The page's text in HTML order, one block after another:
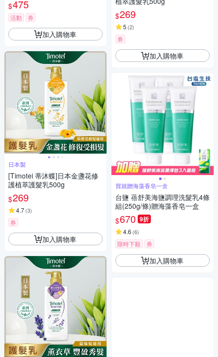
基酸滋潤護髮素,光澤柔順潤髮
精華,0香料色素防腐劑)
$475
活動 券
加入購物車
日本製
[Timotei 蒂沐蝶]日本金盞花修
護植萃護髮乳500g
$269
4.7(3)
券
加入購物車
$269
5 (2)
券
加入購物車
買就贈海藻香皂一盒
台鹽 蓓舒美海鹽調理洗髮乳4條
組(250g/條)贈海藻香皂一盒
$670 9折
4.6 (6)
限時下殺 券
加入購物車